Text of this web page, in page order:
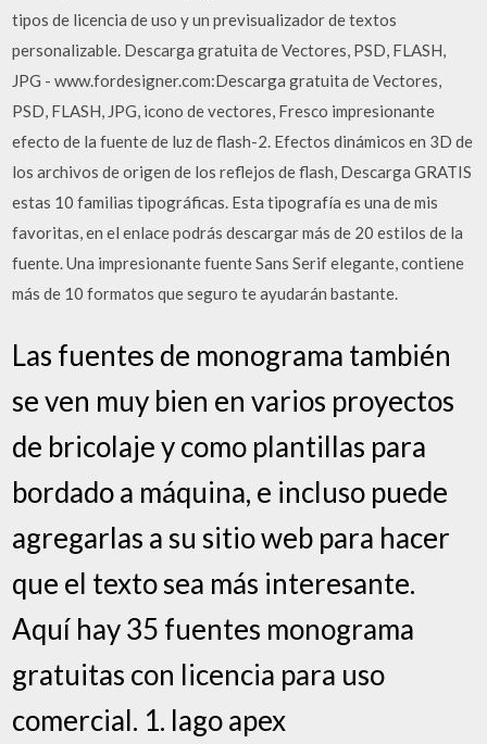
tipos de licencia de uso y un previsualizador de textos
personalizable. Descarga gratuita de Vectores, PSD, FLASH,
JPG - www.fordesigner.com:Descarga gratuita de Vectores,
PSD, FLASH, JPG, icono de vectores, Fresco impresionante
efecto de la fuente de luz de flash-2. Efectos dinámicos en 3D de
los archivos de origen de los reflejos de flash, Descarga GRATIS
estas 10 familias tipográficas. Esta tipografía es una de mis
favoritas, en el enlace podrás descargar más de 20 estilos de la
fuente. Una impresionante fuente Sans Serif elegante, contiene
más de 10 formatos que seguro te ayudarán bastante.
Las fuentes de monograma también
se ven muy bien en varios proyectos
de bricolaje y como plantillas para
bordado a máquina, e incluso puede
agregarlas a su sitio web para hacer
que el texto sea más interesante.
Aquí hay 35 fuentes monograma
gratuitas con licencia para uso
comercial. 1. lago apex